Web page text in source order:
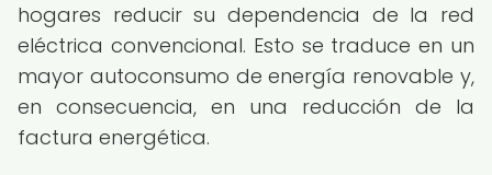
hogares reducir su dependencia de la red
eléctrica convencional. Esto se traduce en un
mayor autoconsumo de energía renovable y,
en consecuencia, en una reducción de la
factura energética.